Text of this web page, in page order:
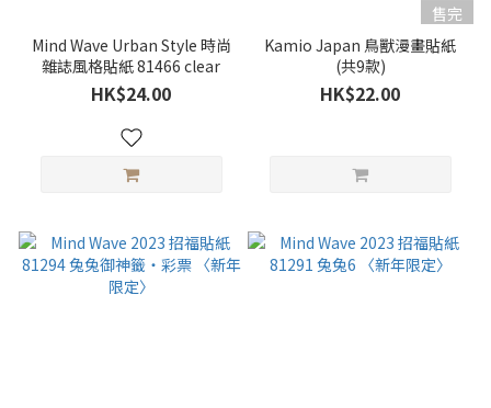
Mind Wave Urban Style 時尚
雜誌風格貼紙 81466 clear
HK$24.00
售完
Kamio Japan 鳥獸漫畫貼紙
(共9款)
HK$22.00